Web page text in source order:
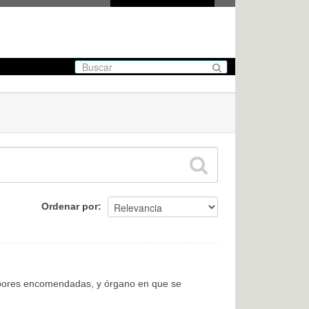
Ordenar por
encomendadas, y órgano en que se